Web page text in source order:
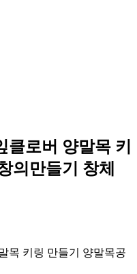
로버 양말목 키
의만들기 창체
목 키링 만들기 양말목공